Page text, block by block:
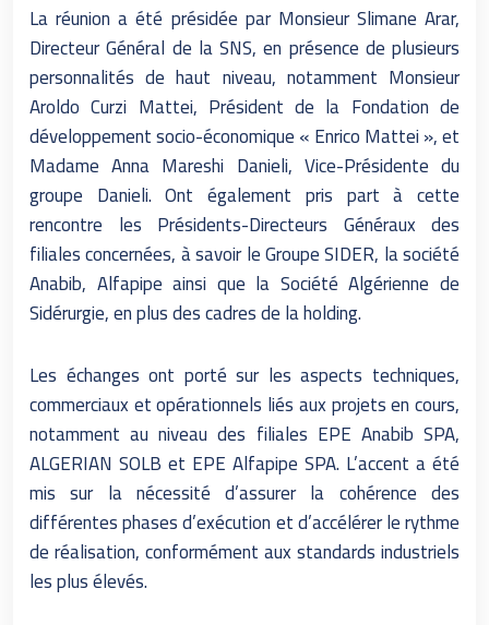
La réunion a été présidée par Monsieur Slimane Arar,
Directeur Général de la SNS, en présence de plusieurs
personnalités de haut niveau, notamment Monsieur
Aroldo Curzi Mattei, Président de la Fondation de
développement socio-économique « Enrico Mattei », et
Madame Anna Mareshi Danieli, Vice-Présidente du
groupe Danieli. Ont également pris part à cette
rencontre les Présidents-Directeurs Généraux des
filiales concernées, à savoir le Groupe SIDER, la société
Anabib, Alfapipe ainsi que la Société Algérienne de
Sidérurgie, en plus des cadres de la holding.
Les échanges ont porté sur les aspects techniques,
commerciaux et opérationnels liés aux projets en cours,
notamment au niveau des filiales EPE Anabib SPA,
ALGERIAN SOLB et EPE Alfapipe SPA. L’accent a été
mis sur la nécessité d’assurer la cohérence des
différentes phases d’exécution et d’accélérer le rythme
de réalisation, conformément aux standards industriels
les plus élevés.